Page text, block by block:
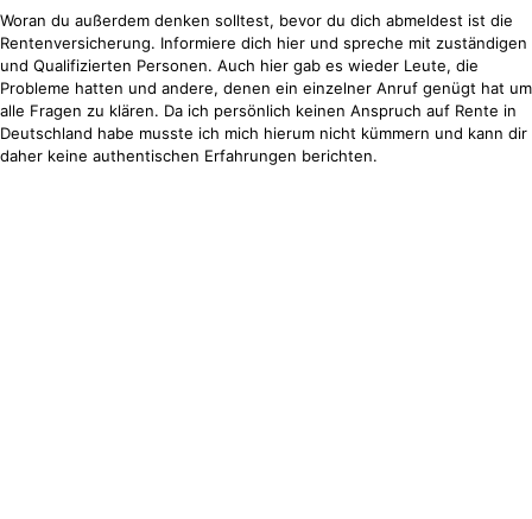
Woran du außerdem denken solltest, bevor du dich abmeldest ist die
Rentenversicherung. Informiere dich hier und spreche mit zuständigen
und Qualifizierten Personen. Auch hier gab es wieder Leute, die
Probleme hatten und andere, denen ein einzelner Anruf genügt hat um
alle Fragen zu klären. Da ich persönlich keinen Anspruch auf Rente in
Deutschland habe musste ich mich hierum nicht kümmern und kann dir
daher keine authentischen Erfahrungen berichten.